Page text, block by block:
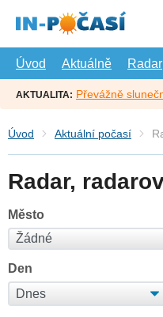
hlavní
Úvod
Aktuálně Radar
AKTUALITA: Převážně
Úvod Aktuální počasí
Radar,
Město
Den